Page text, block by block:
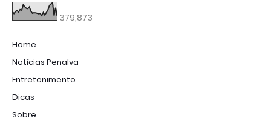
379,873
Home
Notícias Penalva
Entretenimento
Dicas
Sobre